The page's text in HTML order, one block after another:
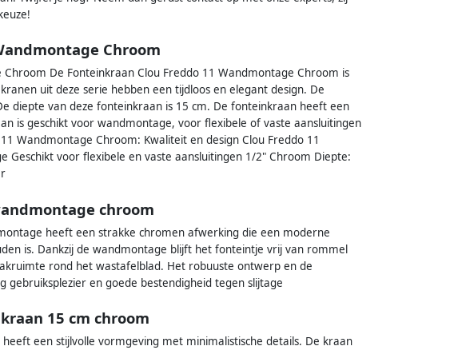
Chroom
De Fonteinkraan Clou Freddo 11 Wandmontage Chroom is
uit deze serie hebben een tijdloos en elegant design. De
diepte van deze fonteinkraan is 15 cm. De fonteinkraan heeft een
is geschikt voor wandmontage, voor flexibele of vaste aansluitingen
Wandmontage Chroom: Kwaliteit en design Clou Freddo 11
voor flexibele en vaste aansluitingen 1/2" Chroom Diepte:
chroom
heeft een strakke chromen afwerking die een moderne
is. Dankzij de wandmontage blijft het fonteintje vrij van rommel
rond het wastafelblad. Het robuuste ontwerp en de
en goede bestendigheid tegen slijtage
15 cm chroom
een stijlvolle vormgeving met minimalistische details. De kraan